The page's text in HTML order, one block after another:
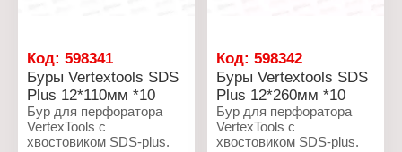
Тип хвостовика: SDS-
plus
Диаметр, мм: 10
Длина, мм: 210
Материал: сталь
Тип хвостовика: SDS-
plus
Диаметр, мм: 10
Длина, мм: 460
Материал: сталь
Код: 598341
Буры Vertextools SDS
Plus 12*110мм *10
Бур для перфоратора
VertexTools с
хвостовиком SDS-plus.
Код:598342
Буры Vertextools SDS
Plus 12*260мм *10
Бур для перфоратора
VertexTools с
хвостовиком SDS-plus.